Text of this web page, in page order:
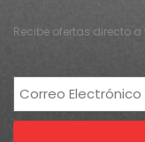
Recibe ofertas directo